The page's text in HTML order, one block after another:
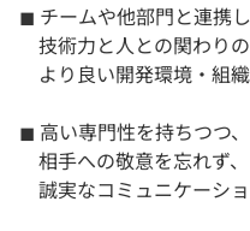
◼︎ チームや他部門と連携し
技術力と人との関わり
より良い開発環境・組
◼︎ 高い専門性を持ちつつ、
相手への敬意を忘れず、
誠実なコミュニケーシ